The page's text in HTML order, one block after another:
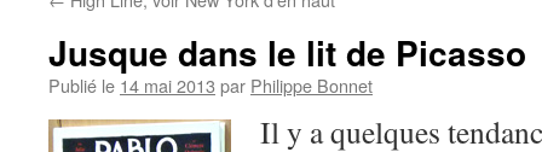
Jusque dans le lit de Picasso
Publié le 14 mai 2013 par Philippe Bonnet
Il y a quelques